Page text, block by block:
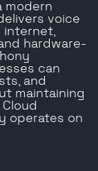
modern
voice
internet,
hardware-
can
and
maintaining
operates on